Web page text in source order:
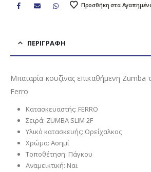
Προσθήκη στα
ΠΕΡΙΓΡΑΦΉ
Μπαταρία κουζίνας επικαθήμενη Zumba
Ferro
Κατασκευαστής: FERRO
Σειρά: ZUMBA SLIM 2F
Υλικό κατασκευής: Ορείχαλκος
Χρώμα: Ασημί
Τοποθέτηση: Πάγκου
Αναμεικτική: Ναι